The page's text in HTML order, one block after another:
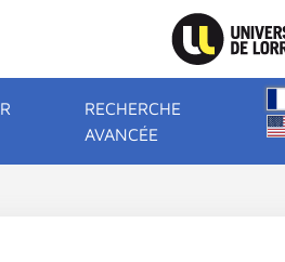
RECHERCHE
AVANCÉE